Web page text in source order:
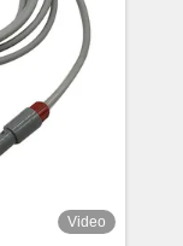
Video